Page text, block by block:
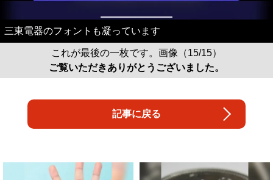
三東電器のフォントも凝っています
これが最後の一枚です。画像（15/15）
ご覧いただきありがとうございました。
記事に戻る